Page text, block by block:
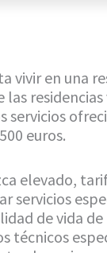
vivir en una
las
servicios
euros.
elevado,
servicios
de vida
técnicos